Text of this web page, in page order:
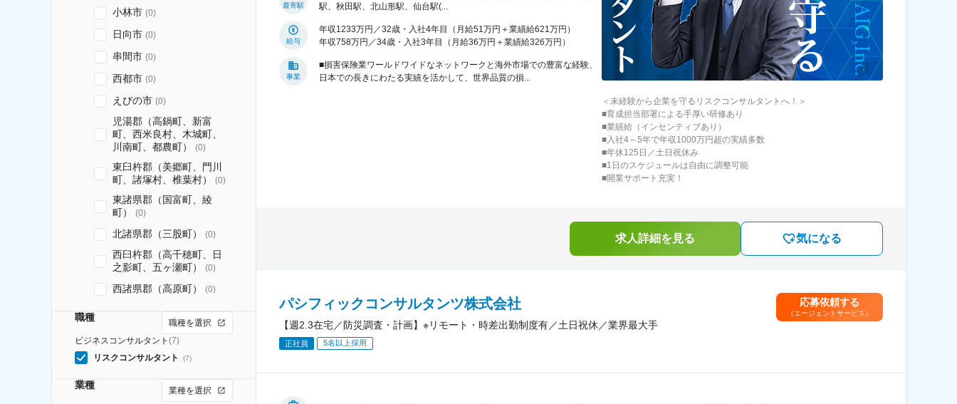
小林市 (0)
日向市 (0)
串間市 (0)
西都市 (0)
えびの市 (0)
児湯郡（高鍋町、新富
町、西米良村、木城町、
川南町、都農町）
(0)
東臼杵郡（美郷町、門川
町、諸塚村、椎葉村）
(0)
東諸県郡（国富町、綾
町）
(0)
北諸県郡（三股町） (0)
西臼杵郡（高千穂町、日
之影町、五ヶ瀬町）
(0)
西諸県郡（高原町） (0)
職種
職種を選択
ビジネスコンサルタント (7)
リスクコンサルタント
(7)
業種 業種を選択
最寄駅
駅、秋田駅、北山形駅、仙台駅(...
給与
年収1233万円／32歳・入社4年目（月給51万円＋業績給621万円）
年収758万円／34歳・入社3年目（月給36万円＋業績給326万円）
事業
■損害保険業ワールドワイドなネットワークと海外市場での豊富な経験、
日本での長きにわたる実績を活かして、世界品質の損...
＜未経験から企業を守るリスクコンサルタントへ！＞
■育成担当部署による手厚い研修あり
■業績給（インセンティブあり）
■入社4～5年で年収1000万円超の実績多数
■年休125日／土日祝休み
■1日のスケジュールは自由に調整可能
■開業サポート充実！
求人詳細を見る 気になる
パシフィックコンサルタンツ株式会社
【週2.3在宅／防災調査・計画】※リモート・時差出勤制度有／土日祝休／業界最大手
正社員 5名以上採用
応募依頼する
（エージェントサービス）